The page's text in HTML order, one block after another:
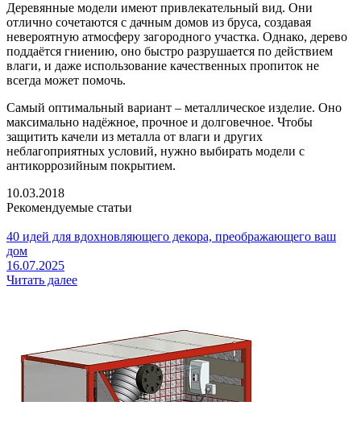
Деревянные модели имеют привлекательный вид. Они
отлично сочетаются с дачным домов из бруса, создавая
невероятную атмосферу загородного участка. Однако, дерево
поддаётся гниению, оно быстро разрушается по действием
влаги, и даже использование качественных пропиток не
всегда может помочь.
Самый оптимальный вариант – металлическое изделие. Оно
максимально надёжное, прочное и долговечное. Чтобы
защитить качели из металла от влаги и других
неблагоприятных условий, нужно выбирать модели с
антикоррозийным покрытием.
10.03.2018
Рекомендуемые статьи
40 идей для вдохновляющего декора, преображающего ваш
дом
16.07.2025
Читать далее